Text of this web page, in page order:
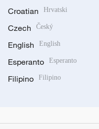
Croatian Hrvatski
Czech Český
English English
Esperanto Esperanto
Filipino Filipino